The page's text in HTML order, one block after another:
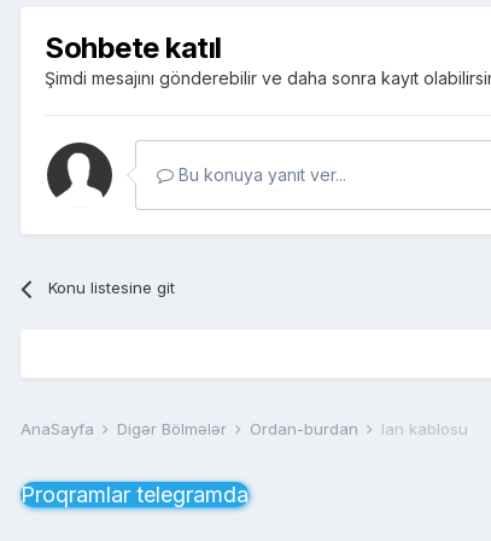
Sohbete katıl
Şimdi mesajını gönderebilir ve daha sonra kayıt
Bu konuya yanıt ver...
Konu listesine git
AnaSayfa Digər Bölmələr Ordan-burdan lan kablosu
Proqramlar telegramda